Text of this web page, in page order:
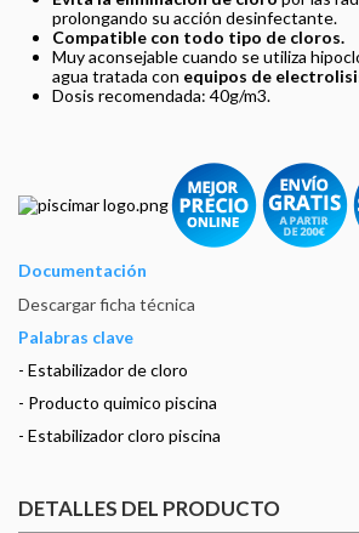
prolongando su acción desinfectante.
Compatible con todo tipo de cloros.
Muy aconsejable cuando se utiliza
agua tratada con equipos de
Dosis recomendada: 40g/m3.
Documentación
Descargar ficha técnica
Palabras clave
- Estabilizador de cloro
- Producto quimico piscina
- Estabilizador cloro piscina
DETALLES DEL PRODUCTO